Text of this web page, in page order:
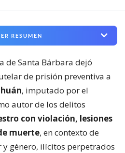
RESUMEN
de Santa Bárbara dejó
de prisión preventiva a
, imputado por el
autor de los delitos
con violación, lesiones
muerte, en contexto de
género, ilícitos perpetrados